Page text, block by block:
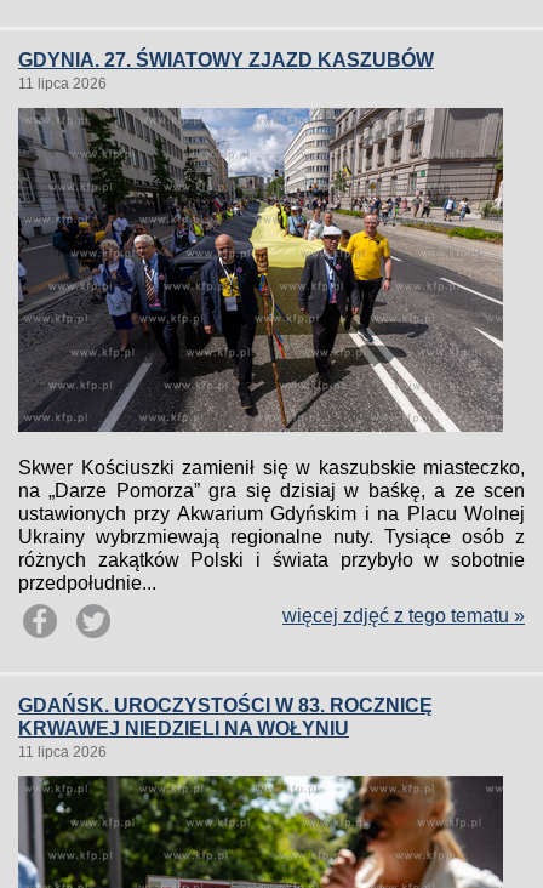
GDYNIA. 27. ŚWIATOWY ZJAZD KASZUBÓW
11 lipca 2026
Skwer Kościuszki zamienił się w kaszubskie miasteczko,
na „Darze Pomorza” gra się dzisiaj w baśkę, a ze scen
ustawionych przy Akwarium Gdyńskim i na Placu Wolnej
Ukrainy wybrzmiewają regionalne nuty. Tysiące osób z
różnych zakątków Polski i świata przybyło w sobotnie
przedpołudnie...
więcej zdjęć z tego tematu »
GDAŃSK. UROCZYSTOŚCI W 83. ROCZNICĘ
KRWAWEJ NIEDZIELI NA WOŁYNIU
11 lipca 2026